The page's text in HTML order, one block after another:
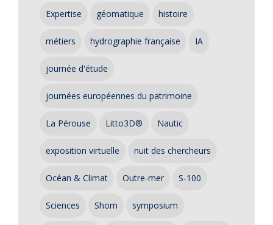
Expertise géomatique histoire
métiers hydrographie française IA
journée d'étude
journées européennes du patrimoine
La Pérouse Litto3D® Nautic
exposition virtuelle nuit des chercheurs
Océan & Climat Outre-mer S-100
Sciences Shom symposium